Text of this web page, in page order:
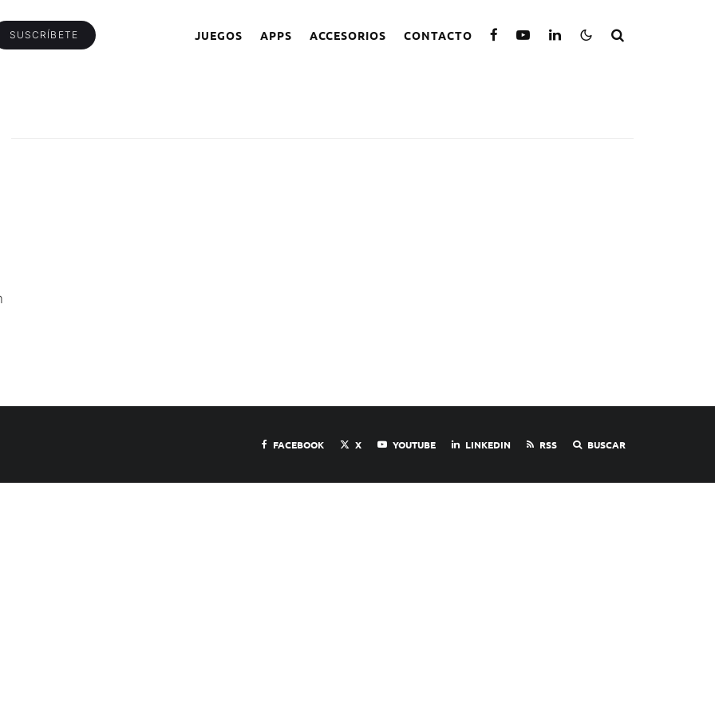
SUSCRÍBETE JUEGOS APPS ACCESORIOS CONTACTO
FACEBOOK X YOUTUBE LINKEDIN RSS BUSCAR